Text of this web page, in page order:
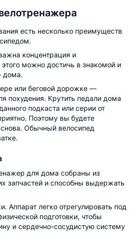
есть несколько преимуществ
концентрация и
этого можно достичь в знакомой и
дома.
или беговой дорожке —
похудения. Крутить педали дома
подкаста или серии от
Поэтому вы будете
Обычный велосипед
для дома собраны из
запчастей и способны выдержать
Аппарат легко отрегулировать под
подготовки, чтобы
и сердечно-сосудистую систему